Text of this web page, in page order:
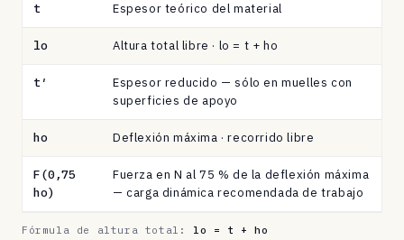
técnicos
de
según
DIN
EN
t Espesor teórico del material
lo Altura total libre · lo = t + ho
t′
Espesor reducido — sólo en muelles con
superficies de apoyo
ho Deflexión máxima · recorrido libre
F(0,75
ho)
Fuerza en N al 75 % de la deflexión máxima
— carga dinámica recomendada de trabajo
Fórmula de altura total: lo = t + ho